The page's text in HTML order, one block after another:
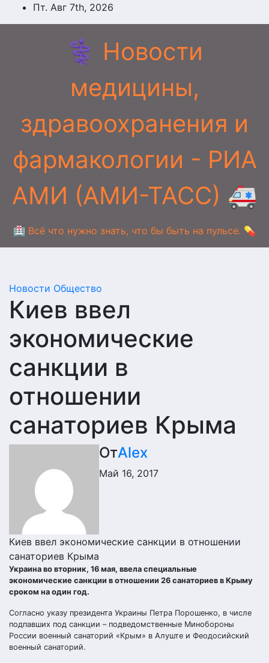
Перейти
к
Пт. Авг 7th, 2026
⚕️ Новости
медицины,
здравоохранения и
фармакологии - РИА
АМИ (АМИ-ТАСС) 🚑
🏥 Всё что нужно знать, что бы быть на пульсе. 💊
Новости Общество
Киев ввел
экономические
санкции в
отношении
санаториев Крыма
ОтAlex
Май 16, 2017
Киев ввел экономические санкции в отношении
санаториев Крыма
Украина во вторник, 16 мая, ввела специальные
экономические санкции в отношении 26 санаториев в Крыму
сроком на один год.
Согласно указу президента Украины Петра Порошенко, в числе
подпавших под санкции – подведомственные Минобороны
России военный санаторий «Крым» в Алуште и Феодосийский
военный санаторий.